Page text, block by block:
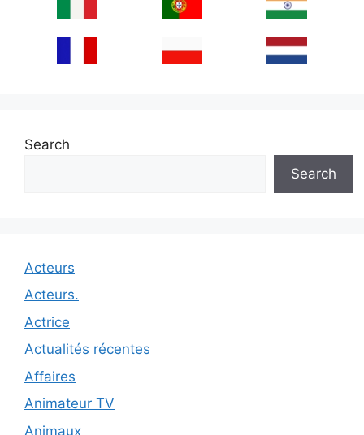
Search
Search
Acteurs
Acteurs.
Actrice
Actualités récentes
Affaires
Animateur TV
Animaux